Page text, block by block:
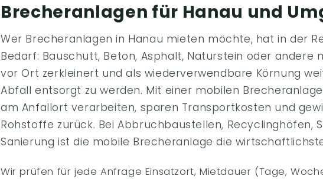
Brecheranlagen für Hanau und
Wer Brecheranlagen in Hanau mieten möchte, hat in der
Bedarf: Bauschutt, Beton, Asphalt, Naturstein oder andere
vor Ort zerkleinert und als wiederverwendbare Körnung
Abfall entsorgt zu werden. Mit einer mobilen
am Anfallort verarbeiten, sparen Transportkosten und
Rohstoffe zurück. Bei Abbruchbaustellen, Recyclinghöfen,
Sanierung ist die mobile Brecheranlage die
Wir prüfen für jede Anfrage Einsatzort, Mietdauer (Tage,